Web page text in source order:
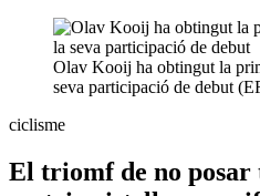
Olav Kooij ha obtingut la
seva participació de debut
ciclisme
El triomf de no posar